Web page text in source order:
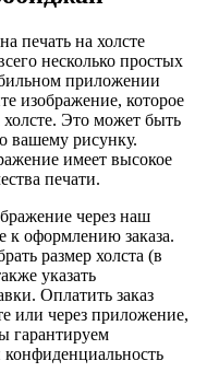
печать на холсте
несколько простых
приложении
изображение, которое
Это может быть
вашему рисунку.
имеет высокое
печати.
через наш
к оформлению заказа.
размер холста (в
указать
Оплатить заказ
или через приложение,
гарантируем
конфиденциальность